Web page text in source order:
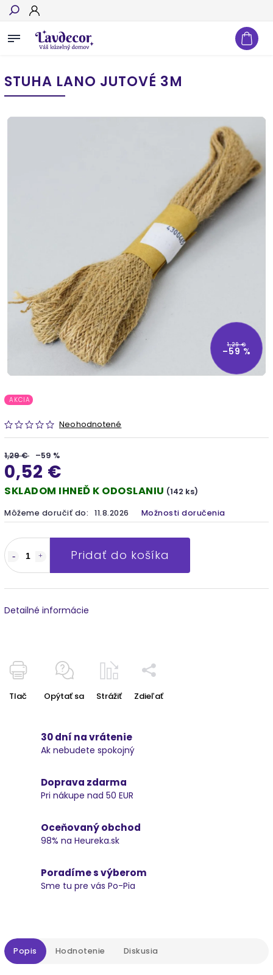
Hľadať
STUHA LANO JUTOVÉ 3M
1,29 €
–59 %
AKCIA
Neohodnotené
1,29 € –59 %
0,52 €
SKLADOM IHNEĎ K ODOSLANIU (142 ks)
Môžeme doručiť do: 11.8.2026 Možnosti doručenia
Pridať do košíka
Detailné informácie
Tlač Opýtať sa Strážiť Zdieľať
30 dní na vrátenie
Ak nebudete spokojný
Doprava zdarma
Pri nákupe nad 50 EUR
Oceňovaný obchod
98% na Heureka.sk
Poradíme s výberom
Sme tu pre vás Po-Pia
Popis Hodnotenie Diskusia